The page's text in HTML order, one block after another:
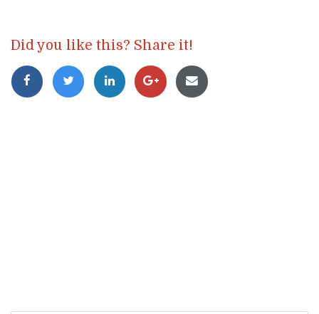
Did you like this? Share it!